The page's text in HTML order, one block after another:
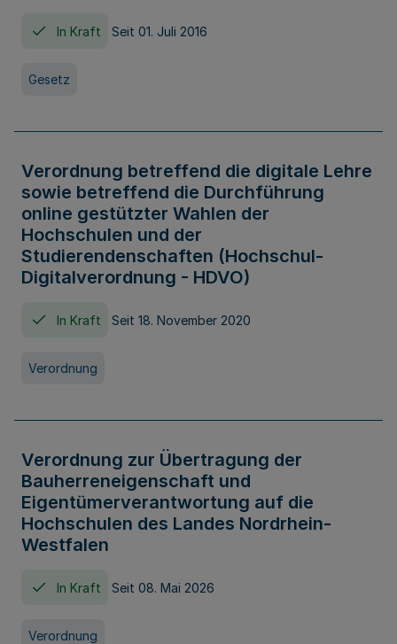
In Kraft Seit 01. Juli 2016
Gesetz
Verordnung betreffend die digitale Lehre
sowie betreffend die Durchführung
online gestützter Wahlen der
Hochschulen und der
Studierendenschaften (Hochschul-
Digitalverordnung - HDVO)
In Kraft Seit 18. November 2020
Verordnung
Verordnung zur Übertragung der
Bauherreneigenschaft und
Eigentümerverantwortung auf die
Hochschulen des Landes Nordrhein-
Westfalen
In Kraft Seit 08. Mai 2026
Verordnung